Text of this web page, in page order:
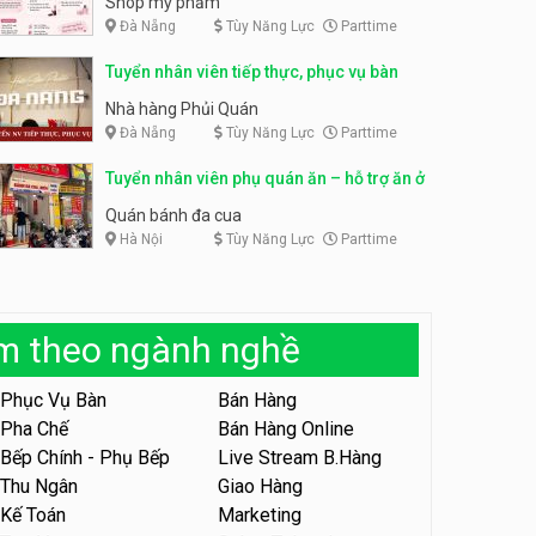
trực page, thu ngân parttime
GRAVI ESCAPE ROOM
Tuyển nhân viên bán hàng,
KIBO KIDS
Tuyển nhân viên edit ảnh,
Công ty
Tuyển nhân viên tiếp thực,
Tuyển nhân viên phục vụ ca
tối – quán kem dừa
Quán kem dừa
Tuyển nhân viên phụ bếp –
Bún Đậu Mắm Tôm – Bếp
Bún Đậu Mắm Tôm - Bếp Tiên
Đà Nẵng Tùy Năng Lực Parttime
Tuyển nhân viên tiếp thực, phục vụ bàn
Nhà hàng Phủi Quán
Đà Nẵng Tùy Năng Lực Parttime
Tuyển nhân viên phụ quán ăn – hỗ trợ ăn ở
Quán bánh đa cua
Hà Nội Tùy Năng Lực Parttime
theo ngành nghề
Phục Vụ Bàn
Bán Hàng
Pha Chế
Bán Hàng Online
Bếp Chính - Phụ Bếp
Live Stream B.Hàng
Thu Ngân
Giao Hàng
Kế Toán
Marketing